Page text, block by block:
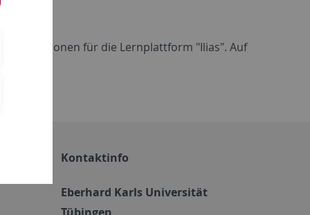
Informationen für die Lernplattform "Ilias". Auf
Kontaktinfo
Eberhard Karls Universität
Tübingen